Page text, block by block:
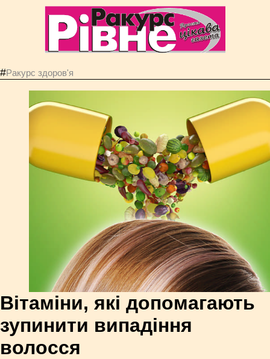
#Ракурс здоров'я
Вітаміни, які допомагають
зупинити випадіння
волосся